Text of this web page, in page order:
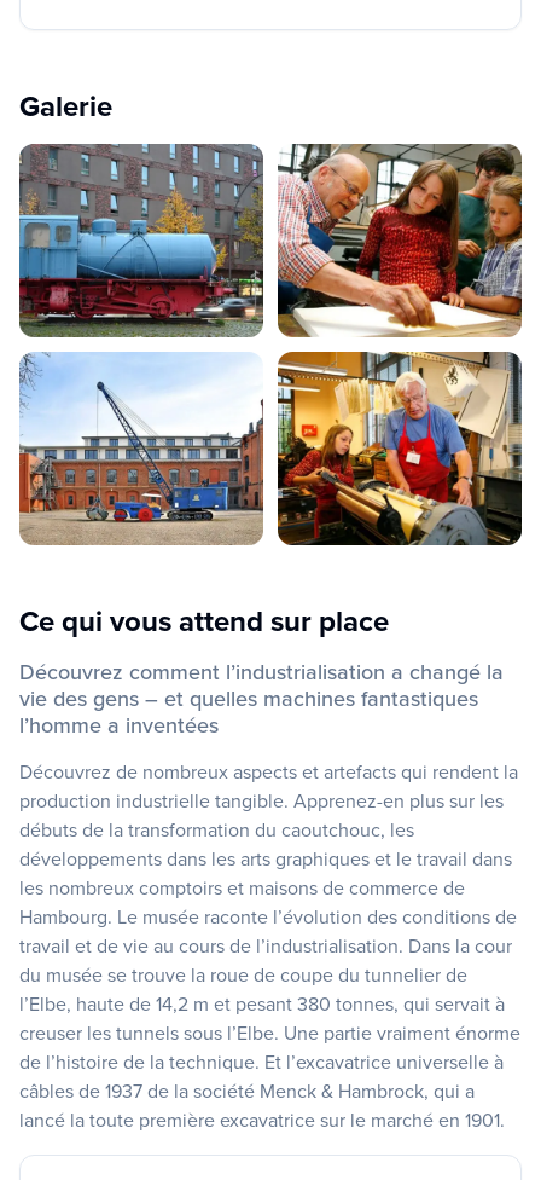
Galerie
Ce qui vous attend sur place
Découvrez comment l’industrialisation a changé la
vie des gens – et quelles machines fantastiques
l’homme a inventées
Découvrez de nombreux aspects et artefacts qui rendent la
production industrielle tangible. Apprenez-en plus sur les
débuts de la transformation du caoutchouc, les
développements dans les arts graphiques et le travail dans
les nombreux comptoirs et maisons de commerce de
Hambourg. Le musée raconte l’évolution des conditions de
travail et de vie au cours de l’industrialisation. Dans la cour
du musée se trouve la roue de coupe du tunnelier de
l’Elbe, haute de 14,2 m et pesant 380 tonnes, qui servait à
creuser les tunnels sous l’Elbe. Une partie vraiment énorme
de l’histoire de la technique. Et l’excavatrice universelle à
câbles de 1937 de la société Menck & Hambrock, qui a
lancé la toute première excavatrice sur le marché en 1901.